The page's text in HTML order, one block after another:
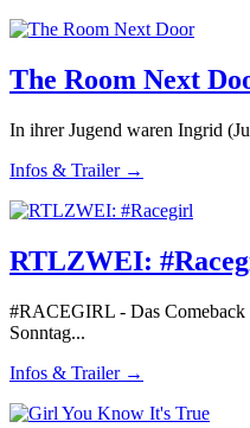
The Room Next
In ihrer Jugend waren Ingrid
Infos & Trailer →
RTLZWEI:
#RACEGIRL - Das Comeback
Sonntag...
Infos & Trailer →